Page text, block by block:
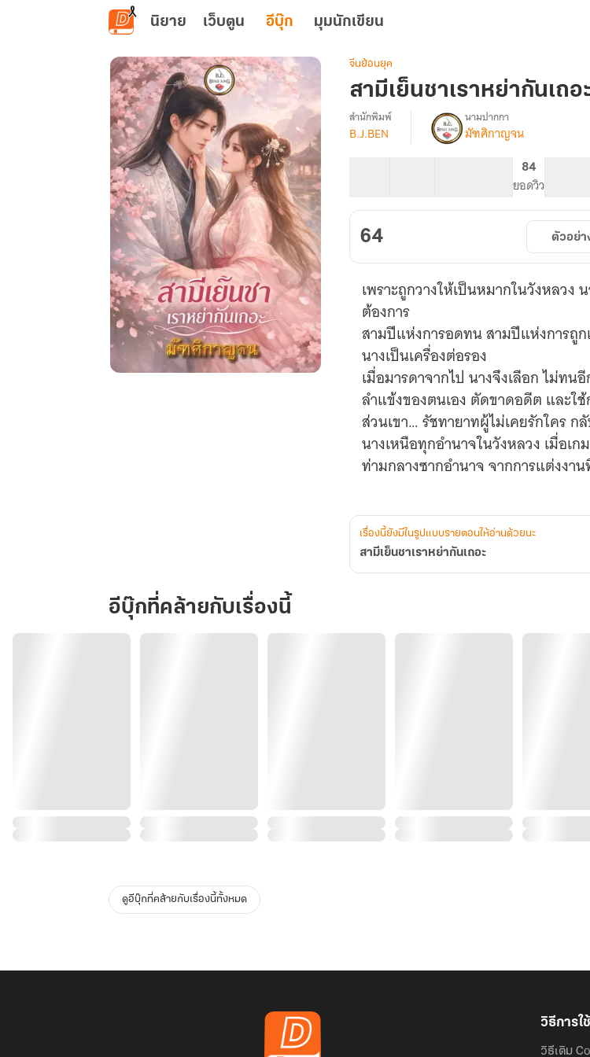
ข้ามไปยังเนื้อหาหลัก
นิยาย เว็บตูน อีบุ๊ก มุมนักเขียน
จีนย้อนยุค
สามีเย็นชาเราหย่ากันเถอะ
เรื่อง
หย่า
กัน
เถอะ
สำนักพิมพ์
B.J.BEN
นามปากกา
มัฑศิกาญจน
84
ยอดวิว
64 ตัวอย่า
เพราะถูกวางให้เป็นหมากในวังหลวง
ต้องการ
สามปีแห่งการอดทน สามปีแห่งการถู
นางเป็นเครื่องต่อรอง
เมื่อมารดาจากไป นางจึงเลือก ไม่ท
ลำแข้งของตนเอง ตัดขาดอดีต และใ
ส่วนเขา… รัชทายาทผู้ไม่เคยรักใคร
นางเหนือทุกอำนาจในวังหลวง เมื่อเ
ท่ามกลางซากอำนาจ จากการแต่งง
เรื่องนี้ยังมีในรูปแบบรายตอนให้อ่านด้วยนะ
สามีเย็นชาเราหย่ากันเถอะ
อีบุ๊กที่คล้ายกับเรื่องนี้
ดูอีบุ๊กที่คล้ายกับเรื่องนี้ทั้งหมด
วิธีการใ
วิธีเติม